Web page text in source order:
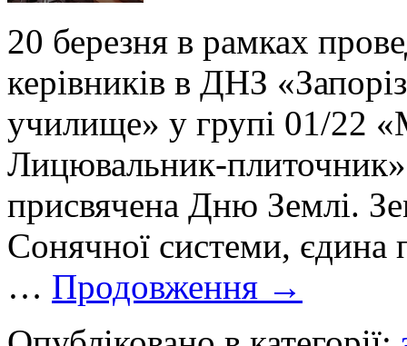
20 березня в рамках
керівників в ДНЗ
училище» у групі 01/22
Лицювальник-
присвячена Дню Землі.
Сонячної системи, єдина
… Продовження →